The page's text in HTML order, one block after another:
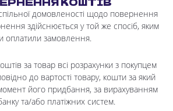
домовленості щодо повернення
здійснюється у той же спосіб, яким
оплатили замовлення.
за товар всі розрахунки з покупцем
до вартості товару, кошти за який
його придбання, за вирахуванням
та/або платіжних систем.